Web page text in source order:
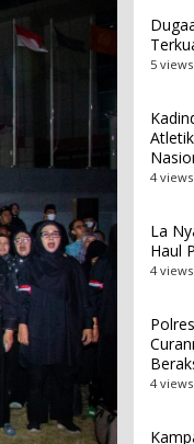
5 views
4 views
La
Haul
4 views
4 views